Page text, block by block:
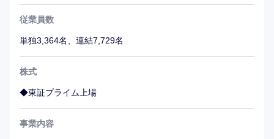
従業員数
単独3,364名、連結7,729名
株式
◆東証プライム上場
事業内容